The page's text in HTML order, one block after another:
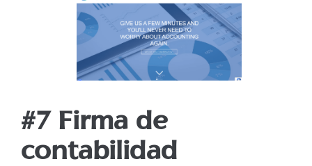
#7 Firma de
contabilidad